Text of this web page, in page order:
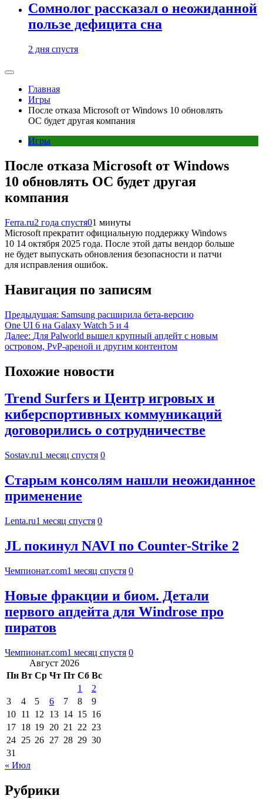
Сомнолог рассказал о неожиданной
пользе дефицита сна
2 дня спустя
Главная
Игры
После отказа Microsoft от Windows 10 обновлять
ОС будет другая компания
Игры
После отказа Microsoft от Windows
10 обновлять ОС будет другая
компания
Ferra.ru2 года спустя01 минуты
Microsoft прекратит официальную поддержку Windows
10 14 октября 2025 года. После этой даты вендор больше
не будет выпускать обновления безопасности и патчи
для исправления ошибок.
Навигация по записям
Предыдущая: Samsung расширила бета-версию
One UI 6 на Galaxy Watch 5 и 4
Далее: Для Palworld вышел крупный апдейт с новым
островом, PvP-ареной и другим контентом
Похожие новости
Trend Surfers и Центр игровых и
киберспортивных коммуникаций
договорились о сотрудничестве
Sostav.ru1 месяц спустя 0
Старым консолям нашли неожиданное
применение
Lenta.ru1 месяц спустя 0
JL покинул NAVI по Counter-Strike 2
Чемпионат.com1 месяц спустя 0
Новые фракции и биом. Детали
первого апдейта для Windrose про
пиратов
Чемпионат.com1 месяц спустя 0
Август 2026
Пн Вт Ср Чт Пт Сб Вс
1
2
3
4 5 6 7 8
9
10 11 12 13 14 15 16
17 18 19 20 21 22 23
24 25 26 27 28 29 30
31
« Июл
Рубрики